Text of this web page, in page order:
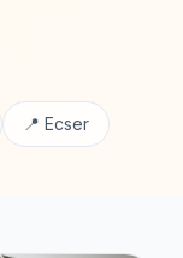
📍 Ecser